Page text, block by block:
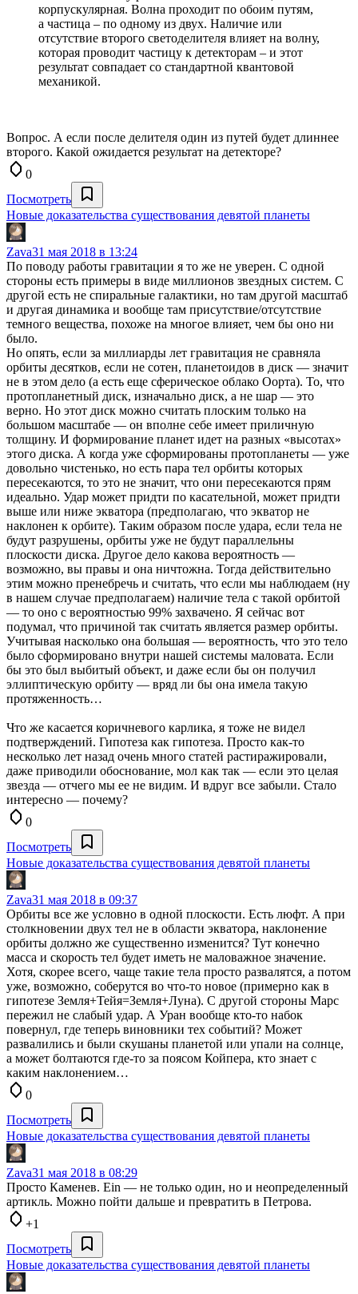
корпускулярная. Волна проходит по обоим путям,
а частица – по одному из двух. Наличие или
отсутствие второго светоделителя влияет на волну,
которая проводит частицу к детекторам – и этот
результат совпадает со стандартной квантовой
механикой.
Вопрос. А если после делителя один из путей будет длиннее
второго. Какой ожидается результат на детекторе?
0
Посмотреть
Новые доказательства существования девятой планеты
Zava31 мая 2018 в 13:24
По поводу работы гравитации я то же не уверен. С одной
стороны есть примеры в виде миллионов звездных систем. С
другой есть не спиральные галактики, но там другой масштаб
и другая динамика и вообще там присутствие/отсутствие
темного вещества, похоже на многое влияет, чем бы оно ни
было.
Но опять, если за миллиарды лет гравитация не сравняла
орбиты десятков, если не сотен, планетоидов в диск — значит
не в этом дело (а есть еще сферическое облако Оорта). То, что
протопланетный диск, изначально диск, а не шар — это
верно. Но этот диск можно считать плоским только на
большом масштабе — он вполне себе имеет приличную
толщину. И формирование планет идет на разных «высотах»
этого диска. А когда уже сформированы протопланеты — уже
довольно чистенько, но есть пара тел орбиты которых
пересекаются, то это не значит, что они пересекаются прям
идеально. Удар может придти по касательной, может придти
выше или ниже экватора (предполагаю, что экватор не
наклонен к орбите). Таким образом после удара, если тела не
будут разрушены, орбиты уже не будут параллельны
плоскости диска. Другое дело какова вероятность —
возможно, вы правы и она ничтожна. Тогда действительно
этим можно пренебречь и считать, что если мы наблюдаем (ну
в нашем случае предполагаем) наличие тела с такой орбитой
— то оно с вероятностью 99% захвачено. Я сейчас вот
подумал, что причиной так считать является размер орбиты.
Учитывая насколько она большая — вероятность, что это тело
было сформировано внутри нашей системы маловата. Если
бы это был выбитый объект, и даже если бы он получил
эллиптическую орбиту — вряд ли бы она имела такую
протяженность…
Что же касается коричневого карлика, я тоже не видел
подтверждений. Гипотеза как гипотеза. Просто как-то
несколько лет назад очень много статей растиражировали,
даже приводили обоснование, мол как так — если это целая
звезда — отчего мы ее не видим. И вдруг все забыли. Стало
интересно — почему?
0
Посмотреть
Новые доказательства существования девятой планеты
Zava31 мая 2018 в 09:37
Орбиты все же условно в одной плоскости. Есть люфт. А при
столкновении двух тел не в области экватора, наклонение
орбиты должно же существенно изменится? Тут конечно
масса и скорость тел будет иметь не маловажное значение.
Хотя, скорее всего, чаще такие тела просто развалятся, а потом
уже, возможно, соберутся во что-то новое (примерно как в
гипотезе Земля+Тейя=Земля+Луна). С другой стороны Марс
пережил не слабый удар. А Уран вообще кто-то набок
повернул, где теперь виновники тех событий? Может
развалились и были скушаны планетой или упали на солнце,
а может болтаются где-то за поясом Койпера, кто знает с
каким наклонением…
0
Посмотреть
Новые доказательства существования девятой планеты
Zava31 мая 2018 в 08:29
Просто Каменев. Ein — не только один, но и неопределенный
артикль. Можно пойти дальше и превратить в Петрова.
+1
Посмотреть
Новые доказательства существования девятой планеты